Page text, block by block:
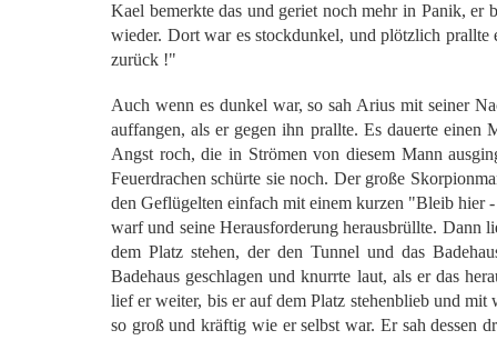
Kael bemerkte das und geriet noch mehr in Panik,
wieder. Dort war es stockdunkel, und plötzlich
zurück !"
Auch wenn es dunkel war, so sah Arius mit seiner
auffangen, als er gegen ihn prallte. Es dauerte
Angst roch, die in Strömen von diesem Mann
Feuerdrachen schürte sie noch. Der große
den Geflügelten einfach mit einem kurzen "Bleib hier
warf und seine Herausforderung herausbrüllte. Dann
dem Platz stehen, der den Tunnel und das
Badehaus geschlagen und knurrte laut, als er das
lief er weiter, bis er auf dem Platz stehenblieb und
so groß und kräftig wie er selbst war. Er sah dessen